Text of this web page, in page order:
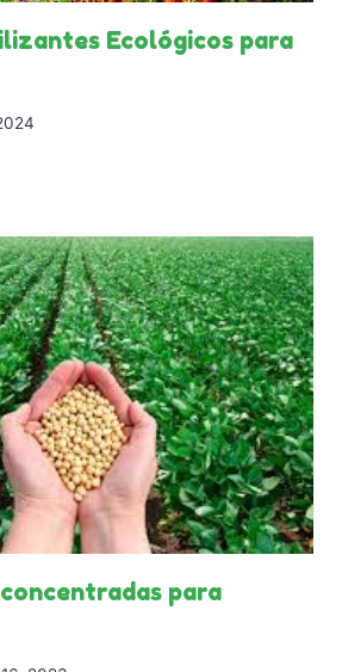
Ecológicos para
para